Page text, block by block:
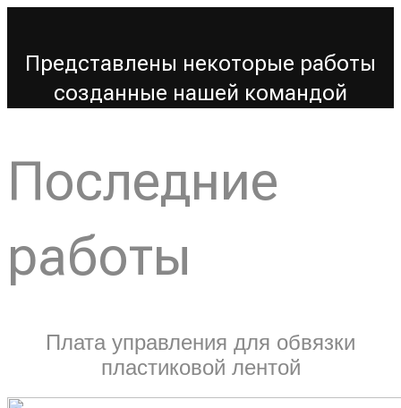
Представлены некоторые работы
созданные нашей командой
Последние
работы
Плата управления для обвязки
пластиковой лентой